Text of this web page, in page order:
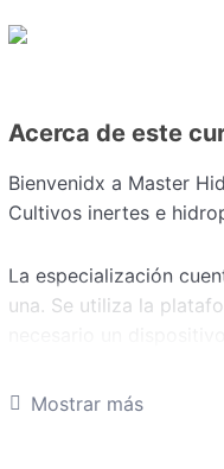
Acerca de este
Bienvenidx a Master
Cultivos inertes e
La especialización
una. Se utiliza la
Mostrar más